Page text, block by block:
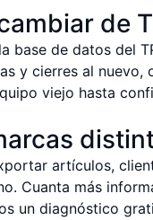
de
base de datos del
y cierres al nuevo,
viejo hasta
artículos,
Cuanta más
un diagnóstico